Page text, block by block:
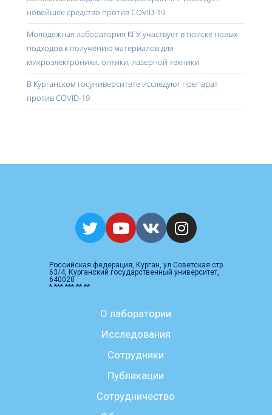
новейшее средство против COVID-19
Молодёжная лаборатория КГУ участвует в поиске новых
подходов к получению материалов для
микроэлектроники, оптики, лазерной техники
В Курганском госуниверситете исследуют препарат
против COVID-19
Российская федерация, Курган, ул Советская стр.
63/4, Курганский государственный университет,
640020
* *** *** ** **
О лаборатории
Исследования
Сотрудники
Публикации
Сотрудничество